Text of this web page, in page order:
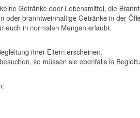
Getränke oder Lebensmittel, die
oder branntweinhaltige Getränke in der
euch in normalen Mengen erlaubt.
ihrer Eltern erscheinen.
so müssen sie ebenfalls in